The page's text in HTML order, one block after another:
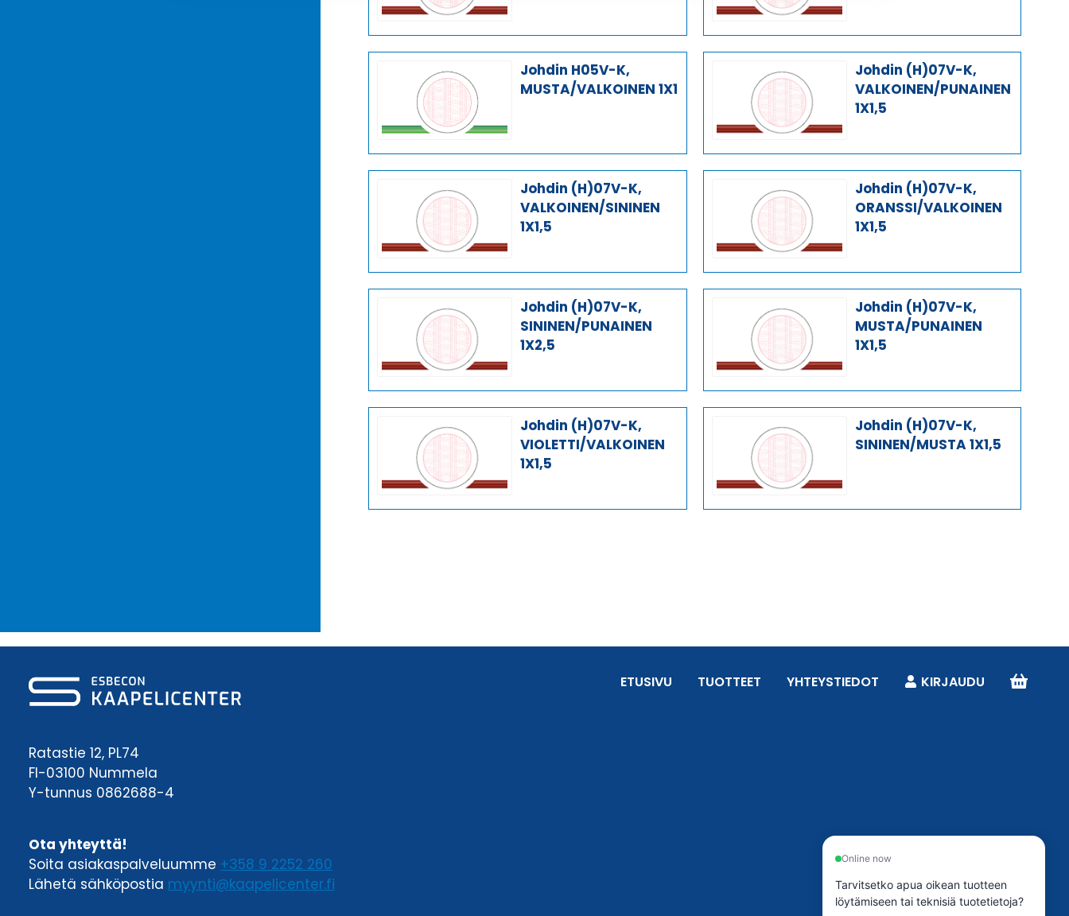
Johdin H05V-K,
MUSTA/VALKOINEN 1X1
Johdin (H)07V-K,
VALKOINEN/PUNAINEN
1X1,5
Johdin (H)07V-K,
VALKOINEN/SININEN
1X1,5
Johdin (H)07V-K,
ORANSSI/VALKOINEN
1X1,5
Johdin (H)07V-K,
SININEN/PUNAINEN
1X2,5
Johdin (H)07V-K,
MUSTA/PUNAINEN
1X1,5
Johdin (H)07V-K,
VIOLETTI/VALKOINEN
1X1,5
Johdin (H)07V-K,
SININEN/MUSTA 1X1,5
Ratastie 12, PL74
FI-03100 Nummela
Y-tunnus 0862688-4
Ota yhteyttä!
Soita asiakaspalveluumme +358 9 2252 260
Lähetä sähköpostia myynti@kaapelicenter.fi
ETUSIVU TUOTTEET YHTEYSTIEDOT KIRJAUDU
Online now
Tarvitsetko apua oikean tuotteen
löytämiseen tai teknisiä tuotetietoja?